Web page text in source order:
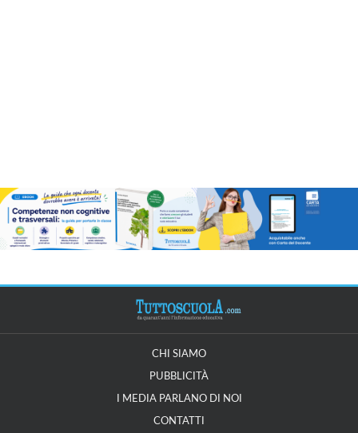
CHI SIAMO
PUBBLICITÀ
I MEDIA PARLANO DI NOI
CONTATTI